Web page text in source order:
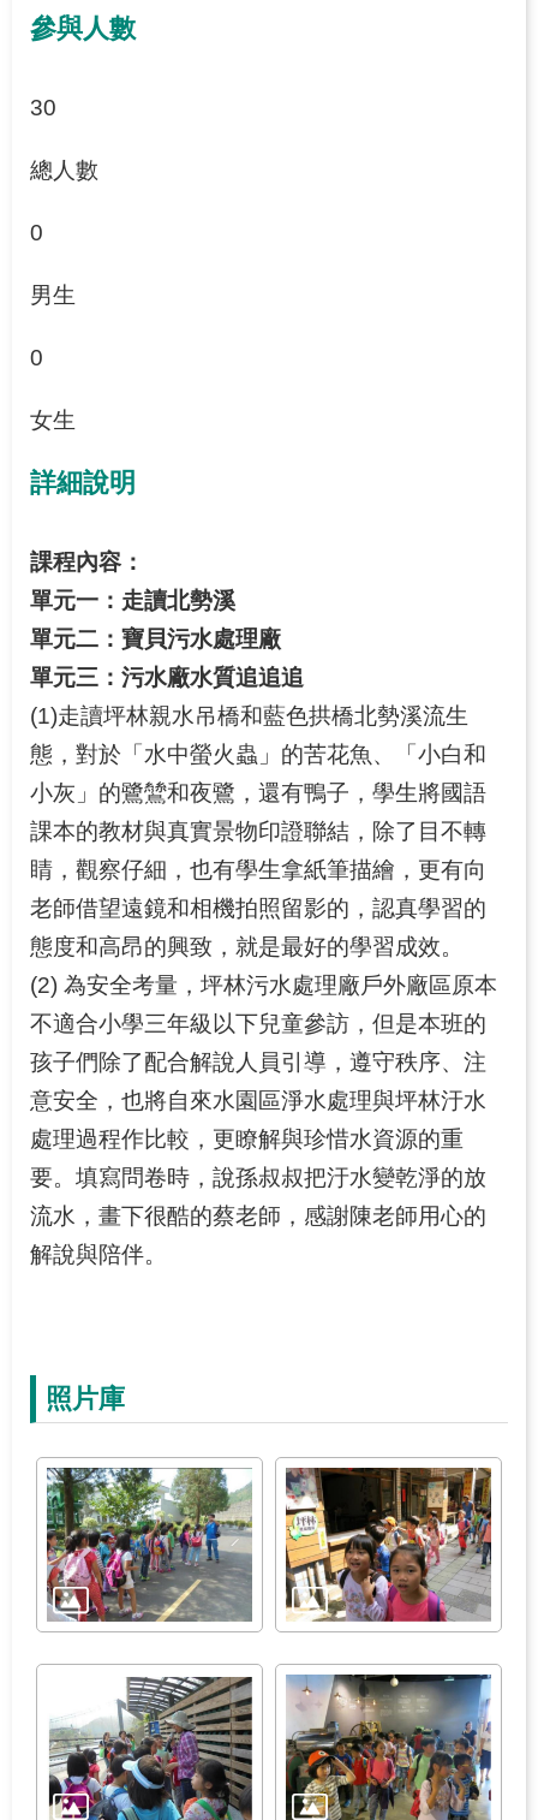
參與人數
30
總人數
0
男生
0
女生
詳細說明
課程內容：
單元一：走讀北勢溪
單元二：寶貝污水處理廠
單元三：污水廠水質追追追
(1)走讀坪林親水吊橋和藍色拱橋北勢溪流生
態，對於「水中螢火蟲」的苦花魚、「小白和
小灰」的鷺鷥和夜鷺，還有鴨子，學生將國語
課本的教材與真實景物印證聯結，除了目不轉
睛，觀察仔細，也有學生拿紙筆描繪，更有向
老師借望遠鏡和相機拍照留影的，認真學習的
態度和高昂的興致，就是最好的學習成效。
(2) 為安全考量，坪林污水處理廠戶外廠區原本
不適合小學三年級以下兒童參訪，但是本班的
孩子們除了配合解說人員引導，遵守秩序、注
意安全，也將自來水園區淨水處理與坪林汙水
處理過程作比較，更瞭解與珍惜水資源的重
要。填寫問卷時，說孫叔叔把汙水變乾淨的放
流水，畫下很酷的蔡老師，感謝陳老師用心的
解說與陪伴。
照片庫